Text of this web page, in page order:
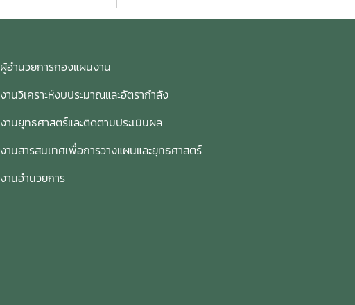
ผู้อำนวยการกองแผนงาน
งานวิเคราะห์งบประมาณและอัตรากำลัง
งานยุทธศาสตร์และติดตามประเมินผล
งานสารสนเทศเพื่อการวางแผนและยุทธศาสตร์
งานอำนวยการ